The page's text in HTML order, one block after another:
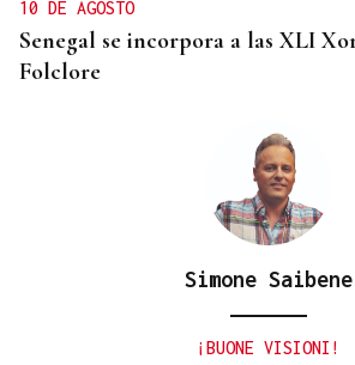
10 DE AGOSTO
Senegal se incorpora a las XLI
Folclore
Simone Saibene
¡BUONE VISIONI!